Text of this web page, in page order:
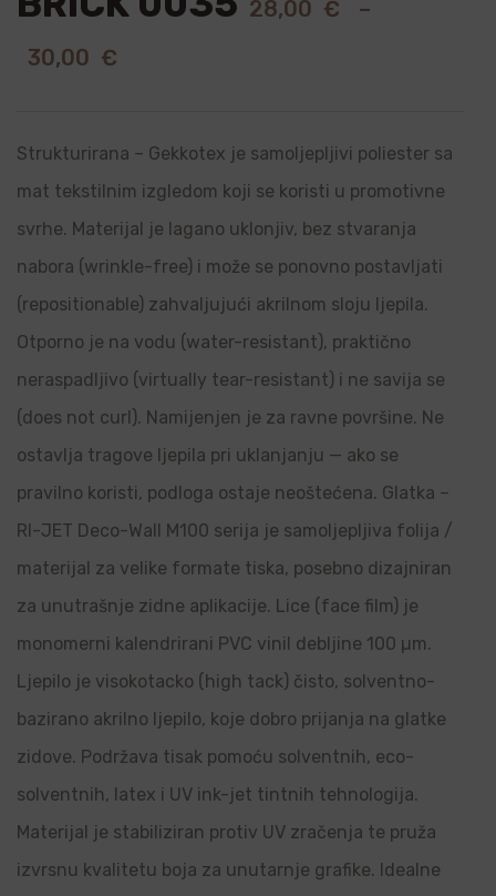
28,00 €
–
30,00 €
Strukturirana – Gekkotex je samoljepljivi poliester sa
mat tekstilnim izgledom koji se koristi u promotivne
svrhe. Materijal je lagano uklonjiv, bez stvaranja
nabora (wrinkle-free) i može se ponovno postavljati
(repositionable) zahvaljujući akrilnom sloju ljepila.
Otporno je na vodu (water-resistant), praktično
neraspadljivo (virtually tear-resistant) i ne savija se
(does not curl). Namijenjen je za ravne površine. Ne
ostavlja tragove ljepila pri uklanjanju — ako se
pravilno koristi, podloga ostaje neoštećena. Glatka –
RI-JET Deco-Wall M100 serija je samoljepljiva folija /
materijal za velike formate tiska, posebno dizajniran
za unutrašnje zidne aplikacije. Lice (face film) je
monomerni kalendrirani PVC vinil debljine 100 µm.
Ljepilo je visokotacko (high tack) čisto, solventno-
bazirano akrilno ljepilo, koje dobro prijanja na glatke
zidove. Podržava tisak pomoću solventnih, eco-
solventnih, latex i UV ink-jet tintnih tehnologija.
Materijal je stabiliziran protiv UV zračenja te pruža
izvrsnu kvalitetu boja za unutarnje grafike. Idealne